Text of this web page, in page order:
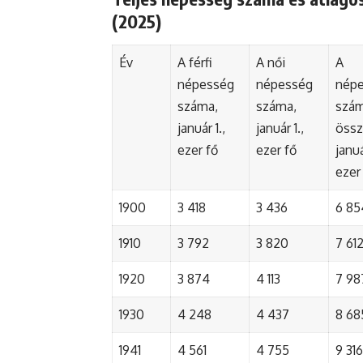
(2025)
Év
A férfi
népesség
száma,
január 1.,
ezer fő
A női
népesség
száma,
január 1.,
ezer fő
A
1900 3 418 3 436 6
1910 3 792 3 820 7 612
1920 3 874 4 113 7
1930 4 248 4 437 8
1941 4 561 4 755 9 316